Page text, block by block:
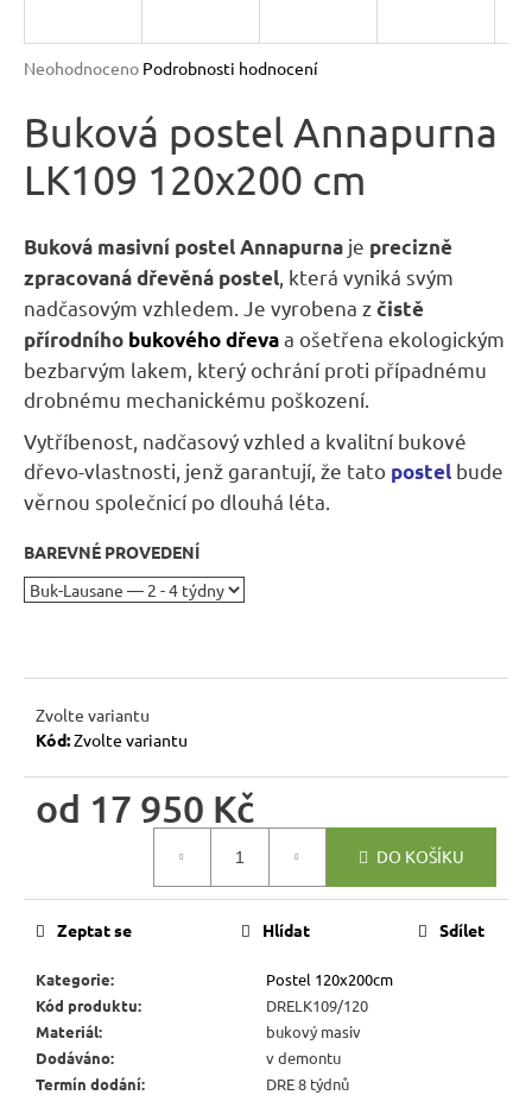
Průměrné
produktu
je
0,0
z
hvězdiček.
Neohodnoceno Podrobnosti hodnocení
Buková postel Annapurna
LK109 120x200 cm
Buková masivní postel Annapurna je precizně
zpracovaná dřevěná postel , která vyniká svým
nadčasovým vzhledem. Je vyrobena zčistě
přírodního bukového dřevaa ošetřena ekologickým
bezbarvým lakem, který ochrání proti případnému
drobnému mechanickému poškození.
Vytříbenost, nadčasový vzhled a kvalitní bukové
dřevo-vlastnosti, jenž garantují, že tato postel bude
věrnou společnicí po dlouhá léta.
BAREVNÉ PROVEDENÍ
Zvolte variantu
Kód:Zvolte variantu
od 17 950 Kč
DO KOŠÍKU
Kategorie:
Postel 120x200cm
Kód produktu:
DRELK109/120
Materiál:
bukový masiv
Dodáváno:
v demontu
Termín dodání:
DRE 8 týdnů
Zeptat se Hlídat Sdílet
A
a
í
t
?
HLEDAT
D
o
p
o
r
u
č
e
m
BUKOVÁ
MET
ŠTOKRLE
Kč